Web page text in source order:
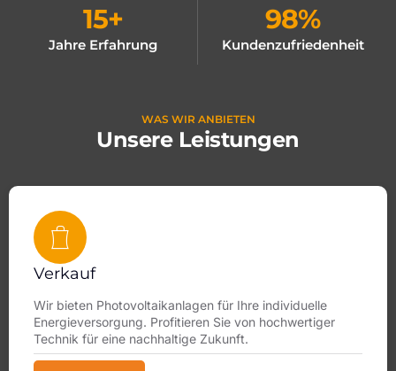
Jahre Erfahrung
15+
Kundenzufriedenheit
98%
WAS WIR ANBIETEN
Unsere Leistungen
Verkauf
Wir bieten Photovoltaikanlagen für Ihre individuelle
Energieversorgung. Profitieren Sie von hochwertiger
Technik für eine nachhaltige Zukunft.